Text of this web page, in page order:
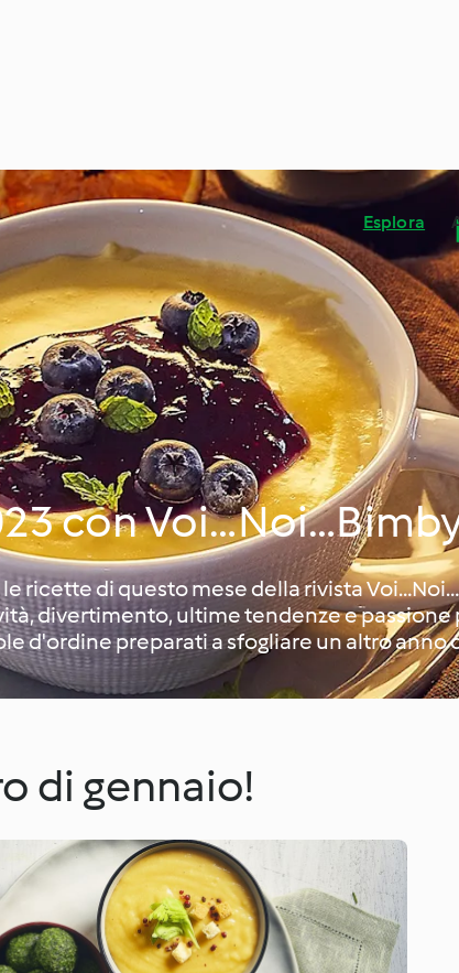
Esplora
con
ricette di questo mese della rivista
divertimento, ultime tendenze e passione
d'ordine preparati a sfogliare un altro anno
di gennaio!